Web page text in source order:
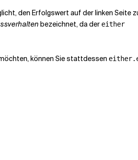
den Erfolgswert auf der linken Seite
bezeichnet, da der either
können Sie stattdessen